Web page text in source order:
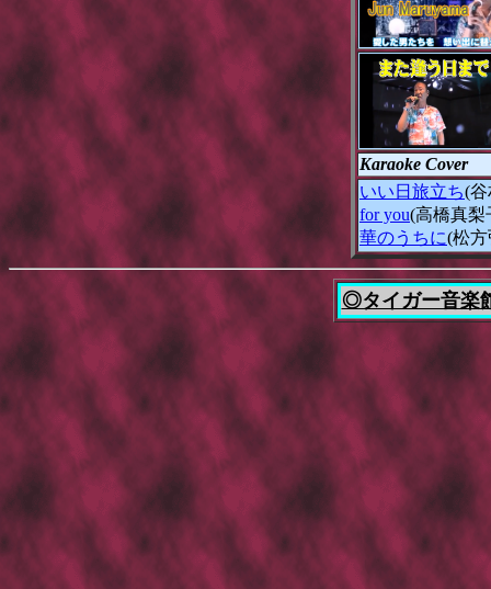
Karaoke Cover
いい日旅立ち(
for you(高橋真梨
華のうちに(松
◎タイガー音楽